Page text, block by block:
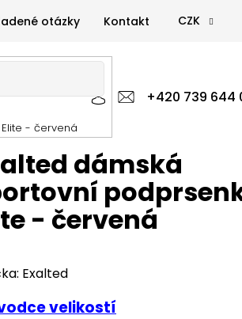
otázky Kontakt CZK
+420 739 644
výživa Zdravá výživa Doplňky
výživa Doplňky
- červená
velikostí
dámská
- červená
Exalted